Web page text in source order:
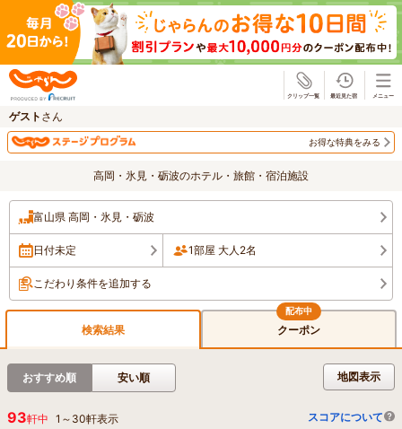
ゲスト さん
お得な特典をみる
高岡・氷見・砺波のホテル・旅館・宿泊施設
富山県 高岡・氷見・砺波
日付未定 1部屋 大人2名
こだわり条件を追加する
検索結果 クーポン
地図表示
おすすめ順 安い順
93軒中 1 ～ 30軒表示 スコアについて